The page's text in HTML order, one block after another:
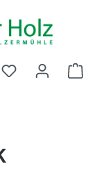
Du hast 0